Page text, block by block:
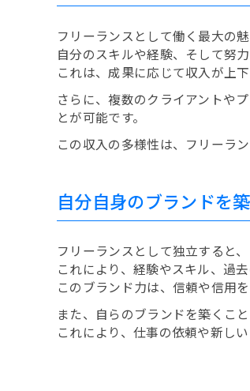
フリーランスとして働く最大の
自分のスキルや経験、そして努
これは、成果に応じて収入が上
さらに、複数のクライアントや
とが可能です。
この収入の多様性は、フリーラ
自分自身のブランドを
フリーランスとして独立すると
これにより、経験やスキル、過
このブランド力は、信頼や信用
また、自らのブランドを築くこ
これにより、仕事の依頼や新し